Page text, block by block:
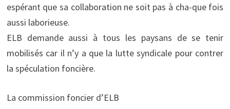
espérant que sa collaboration ne soit pas à cha-que fois
aussi laborieuse.
ELB demande aussi à tous les paysans de se tenir
mobilisés car il n’y a que la lutte syndicale pour contrer
la spéculation foncière.
La commission foncier d’ELB